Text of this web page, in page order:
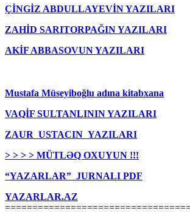
ÇİNGİZ ABDULLAYEVİN YAZILARI
ZAHİD SARITORPAĞIN YAZILARI
AKİF ABBASOVUN YAZILARI
Mustafa Müseyiboğlu adına kitabxana
VAQİF SULTANLININ YAZILARI
ZAUR USTACIN YAZILARI
> > > > MÜTLƏQ OXUYUN !!!
“YAZARLAR” JURNALI PDF
YAZARLAR.AZ